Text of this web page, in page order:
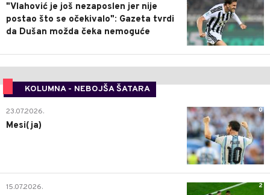
"Vlahović je još nezaposlen jer nije
postao što se očekivalo": Gazeta tvrdi
da Dušan možda čeka nemoguće
KOLUMNA - NEBOJŠA ŠATARA
0
23.07.2026.
Mesi(ja)
2
15.07.2026.